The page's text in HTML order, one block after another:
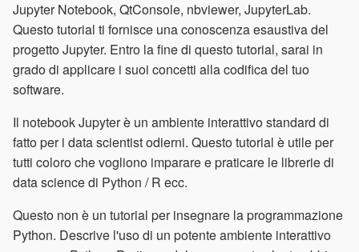
Jupyter Notebook, QtConsole, nbviewer, JupyterLab.
Questo tutorial ti fornisce una conoscenza esaustiva del
progetto Jupyter. Entro la fine di questo tutorial, sarai in
grado di applicare i suoi concetti alla codifica del tuo
software.
Il notebook Jupyter è un ambiente interattivo standard di
fatto per i data scientist odierni. Questo tutorial è utile per
tutti coloro che vogliono imparare e praticare le librerie di
data science di Python / R ecc.
Questo non è un tutorial per insegnare la programmazione
Python. Descrive l'uso di un potente ambiente interattivo